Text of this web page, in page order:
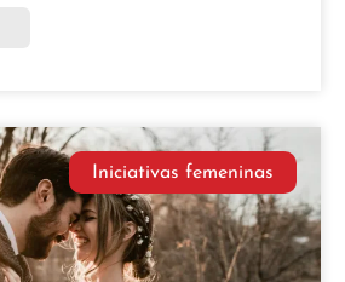
Iniciativas femeninas